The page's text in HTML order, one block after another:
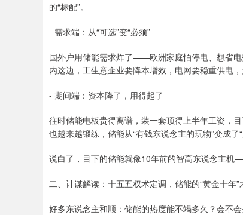
的“标配”。
- 需求端：从“可选”变“必须”
国外户用储能需求炸了——欧洲家庭怕停电、想省
内这边，工生意企业要降本增效，电网要稳重供电
- 期间端：资本降了，用得起了
往时储能电板贵得离谱，装一套顶得上半年工资，
也越来越锻练，储能从“有钱东说念主的玩物”变成了
说白了，目下的储能就像10年前的智高东说念主机
二、计谋解读：十五五权术定调，储能的“黄金十年”
好多东说念主和顺：储能的热度能不竭多久？会不